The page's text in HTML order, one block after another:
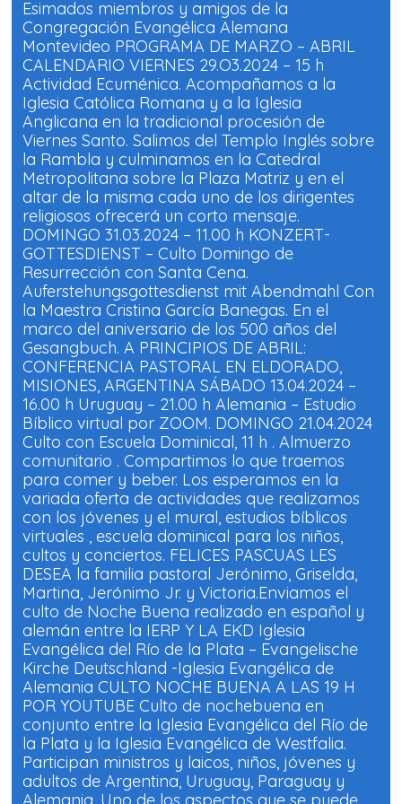
i
c
p
a
r
a
c
o
m
p
a
r
t
i
r
e
n
F
a
c
e
b
o
o
k
(
S
e
a
b
r
e
e
n
u
n
a
v
e
n
t
a
n
a
n
u
e
v
a
)
i
c
p
a
r
a
c
o
m
p
a
r
t
i
r
e
n
W
h
a
t
s
A
p
p
(
S
e
a
b
r
e
e
n
u
n
a
v
e
n
t
a
n
a
n
u
e
v
a
)
Esimados miembros y amigos de la
Congregación Evangélica Alemana
Montevideo PROGRAMA DE MARZO – ABRIL
CALENDARIO VIERNES 29.O3.2024 – 15 h
Actividad Ecuménica. Acompañamos a la
Iglesia Católica Romana y a la Iglesia
Anglicana en la tradicional procesión de
Viernes Santo. Salimos del Templo Inglés sobre
la Rambla y culminamos en la Catedral
Metropolitana sobre la Plaza Matriz y en el
altar de la misma cada uno de los dirigentes
religiosos ofrecerá un corto mensaje.
DOMINGO 31.03.2024 – 11.00 h KONZERT-
GOTTESDIENST – Culto Domingo de
Resurrección con Santa Cena.
Auferstehungsgottesdienst mit Abendmahl Con
la Maestra Cristina García Banegas. En el
marco del aniversario de los 500 años del
Gesangbuch. A PRINCIPIOS DE ABRIL:
CONFERENCIA PASTORAL EN ELDORADO,
MISIONES, ARGENTINA SÁBADO 13.04.2024 –
16.00 h Uruguay – 21.00 h Alemania – Estudio
Bíblico virtual por ZOOM. DOMINGO 21.04.2024
Culto con Escuela Dominical, 11 h . Almuerzo
comunitario . Compartimos lo que traemos
para comer y beber. Los esperamos en la
variada oferta de actividades que realizamos
con los jóvenes y el mural, estudios bíblicos
virtuales , escuela dominical para los niños,
cultos y conciertos. FELICES PASCUAS LES
DESEA la familia pastoral Jerónimo, Griselda,
Martina, Jerónimo Jr. y Victoria.Enviamos el
culto de Noche Buena realizado en español y
alemán entre la IERP Y LA EKD Iglesia
Evangélica del Río de la Plata – Evangelische
Kirche Deutschland -Iglesia Evangélica de
Alemania CULTO NOCHE BUENA A LAS 19 H
POR YOUTUBE Culto de nochebuena en
conjunto entre la Iglesia Evangélica del Río de
la Plata y la Iglesia Evangélica de Westfalia.
Participan ministros y laicos, niños, jóvenes y
adultos de Argentina, Uruguay, Paraguay y
Alemania. Uno de los aspectos que se puede